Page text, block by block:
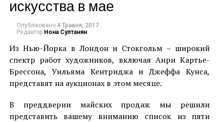
искусства в мае
Опубліковано 4 Травня, 2017
Редактор Нона Султанян
Из Нью-Йорка в Лондон и Стокгольм – широкий
спектр работ художников, включая Анри Картье-
Брессона, Уильяма Кентриджа и Джеффа Кунса,
представят на аукционах в этом месяце.
В преддверии майских продаж мы решили
представить вашему вниманию список из пяти